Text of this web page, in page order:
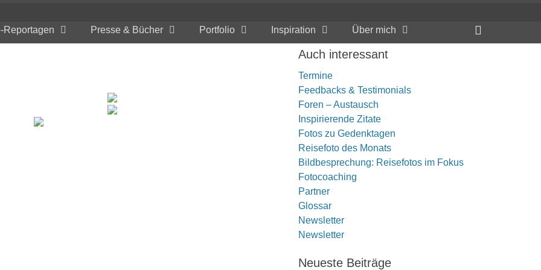
Reportagen Presse & Bücher Portfolio Inspiration Über mich
Toggle
Auch interessant
Termine
Feedbacks & Testimonials
Foren – Austausch
Inspirierende Zitate
Fotos zu Gedenktagen
Reisefoto des Monats
Bildbesprechung: Reisefotos im Fokus
Fotocoaching
Partner
Glossar
Newsletter
Newsletter
Neueste Beiträge